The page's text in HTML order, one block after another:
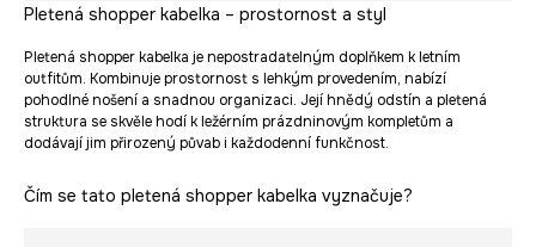
Pletená shopper kabelka – prostornost a styl
Pletená shopper kabelka je nepostradatelným doplňkem k letním
outfitům. Kombinuje prostornost s lehkým provedením, nabízí
pohodlné nošení a snadnou organizaci. Její hnědý odstín a pletená
struktura se skvěle hodí k ležérním prázdninovým kompletům a
dodávají jim přirozený půvab i každodenní funkčnost.
Čím se tato pletená shopper kabelka vyznačuje?